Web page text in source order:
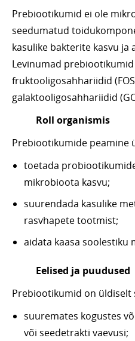
Prebiootikumid ei ole
seedumatud
kasulike bakterite kasvu ja
Levinumad
fruktooligosahhariidid
galaktooligosahhariidid
Roll organismis
Prebiootikumide peamine
toetada
mikrobioota kasvu;
suurendada kasulike
rasvhapete tootmist;
aidata kaasa soolestiku
Eelised ja puudused
Prebiootikumid on üldiselt
suuremates kogustes
või seedetrakti vaevusi;